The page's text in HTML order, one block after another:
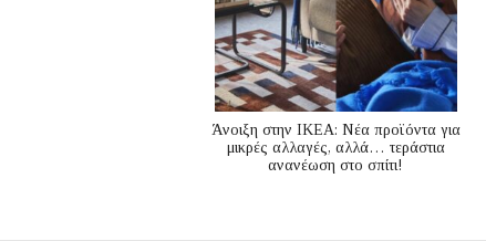
Άνοιξη στην ΙΚΕΑ: Νέα προϊόντα για
μικρές αλλαγές, αλλά… τεράστια
ανανέωση στο σπίτι!